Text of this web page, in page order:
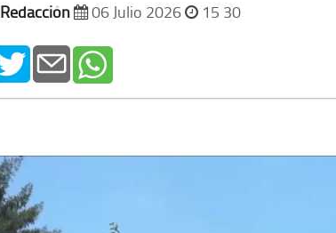
Redacción 06 Julio 2026 15 30